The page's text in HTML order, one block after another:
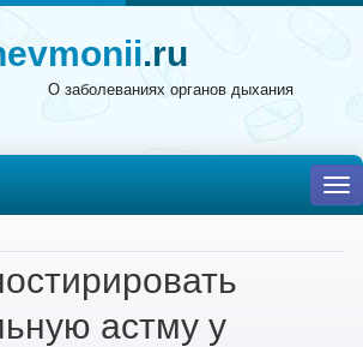
.ru
О заболеваниях органов дыхания
астму у